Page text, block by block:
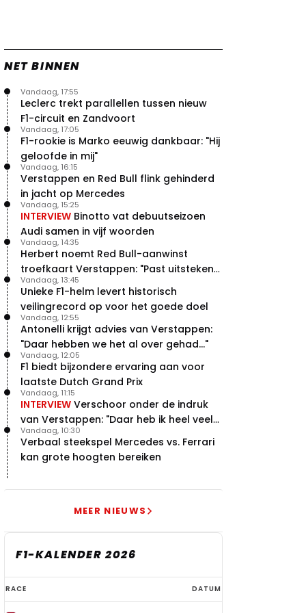
stuur bij Jeremy Clarkson
boven te hebben
20 jul. 15:15
2
Verstappen moet Red Bull nog
even de tijd geven
20 jul. 14:00
0
NET BINNEN
Leclerc trekt parallellen tussen nieuw
F1-circuit en Zandvoort
Vandaag, 17:55
F1-rookie is Marko eeuwig dankbaar: "Hij
geloofde in mij"
Vandaag, 17:05
Verstappen en Red Bull flink gehinderd
in jacht op Mercedes
Vandaag, 16:15
INTERVIEW Binotto vat debuutseizoen
Audi samen in vijf woorden
Vandaag, 15:25
Herbert noemt Red Bull-aanwinst
troefkaart Verstappen: "Past uitstekend
bij Red Bull"
Vandaag, 14:35
Unieke F1-helm levert historisch
veilingrecord op voor het goede doel
Vandaag, 13:45
Antonelli krijgt advies van Verstappen:
"Daar hebben we het al over gehad..."
Vandaag, 12:55
F1 biedt bijzondere ervaring aan voor
laatste Dutch Grand Prix
Vandaag, 12:05
INTERVIEW Verschoor onder de indruk
van Verstappen: "Daar heb ik heel veel
respect voor"
Vandaag, 11:15
Verbaal steekspel Mercedes vs. Ferrari
kan grote hoogten bereiken
Vandaag, 10:30
MEER NIEUWS
F1-KALENDER 2026
F1-
kalender
RACE DATUM